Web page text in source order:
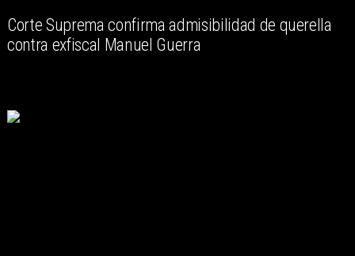
Corte Suprema confirma admisibilidad de querella
contra exfiscal Manuel Guerra